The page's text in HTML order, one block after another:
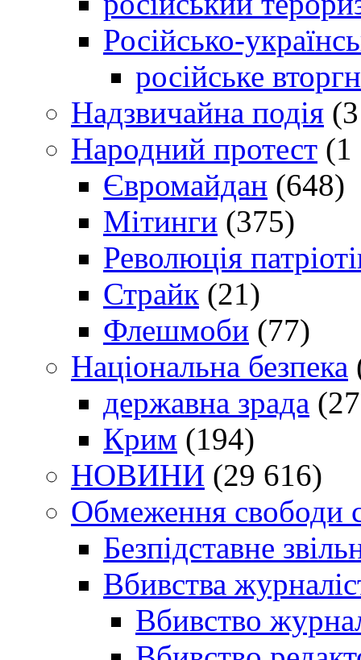
Російсько-
російське
Надзвичайна подія
Народний протест (1
Євромайдан (648)
Мітинги (375)
Революція
Страйк (21)
Флешмоби (77)
Національна безпека
державна зрада
Крим (194)
НОВИНИ (29 616)
Обмеження свободи
Безпідставне
Вбивства
Вбивство